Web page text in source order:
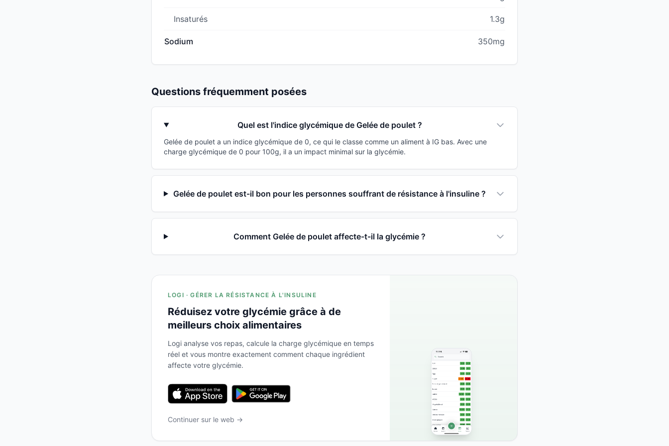
Insaturés 1.3g
Sodium 350mg
Questions fréquemment posées
Quel est l'indice glycémique de Gelée de poulet ?
Gelée de poulet a un indice glycémique de 0, ce qui le classe comme un aliment à IG bas. Avec une
charge glycémique de 0 pour 100g, il a un impact minimal sur la glycémie.
Gelée de poulet est-il bon pour les personnes souffrant de résistance à l'insuline ?
Comment Gelée de poulet affecte-t-il la glycémie ?
LOGI · GÉRER LA RÉSISTANCE À L'INSULINE
Réduisez votre glycémie grâce à de
meilleurs choix alimentaires
Logi analyse vos repas, calcule la charge glycémique en temps
réel et vous montre exactement comment chaque ingrédient
affecte votre glycémie.
Continuer sur le web →